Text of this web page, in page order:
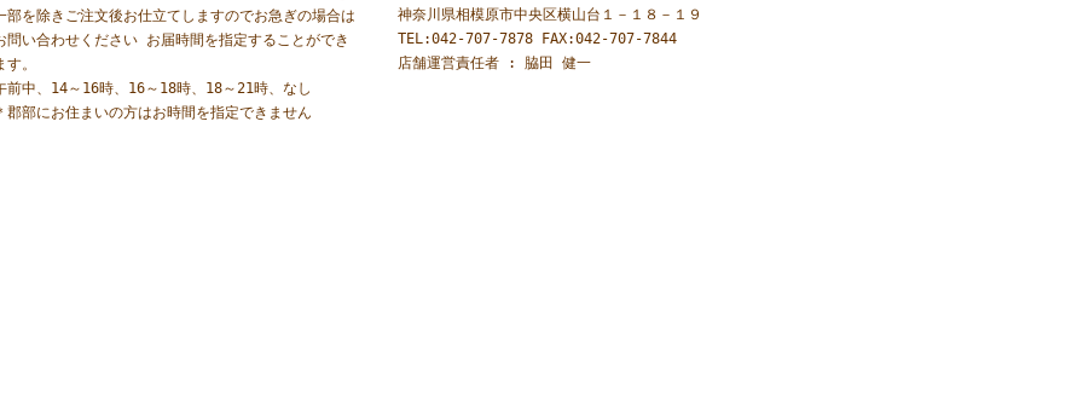
部を除きご注文後お仕立てしますのでお急ぎの場合は
問い合わせください お届時間を指定することができ
す。
前中、14～16時、16～18時、18～21時、なし
郡部にお住まいの方はお時間を指定できません
神奈川県相模原市中央区横山台１－１８－１９
TEL:042-707-7878 FAX:042-707-7844
店舗運営責任者 : 脇田 健一